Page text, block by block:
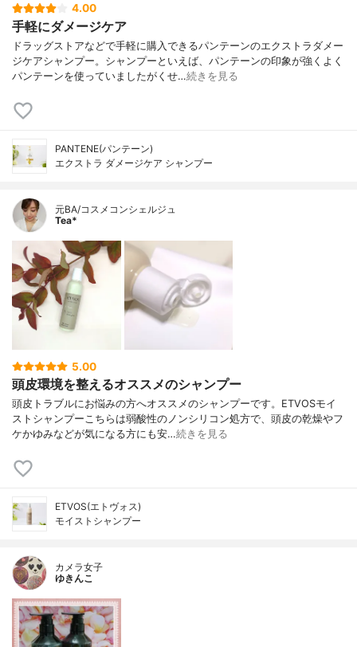
4.00
手軽にダメージケア
ドラッグストアなどで手軽に購入できるパンテーンのエクストラダメー
ジケアシャンプー。シャンプーといえば、パンテーンの印象が強くよく
パンテーンを使っていましたがくせ…続きを見る
PANTENE(パンテーン)
エクストラ ダメージケア シャンプー
元BA/コスメコンシェルジュ
Tea*
5.00
頭皮環境を整えるオススメのシャンプー
頭皮トラブルにお悩みの方へオススメのシャンプーです。ETVOSモイ
ストシャンプーこちらは弱酸性のノンシリコン処方で、頭皮の乾燥やフ
ケかゆみなどが気になる方にも安…続きを見る
ETVOS(エトヴォス)
モイストシャンプー
カメラ女子
ゆきんこ